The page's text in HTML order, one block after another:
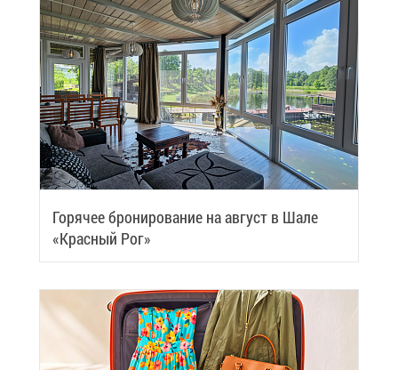
Го­ря­чее бро­ни­ро­ва­ние на ав­густ в Ша­ле
«Крас­ный Рог»